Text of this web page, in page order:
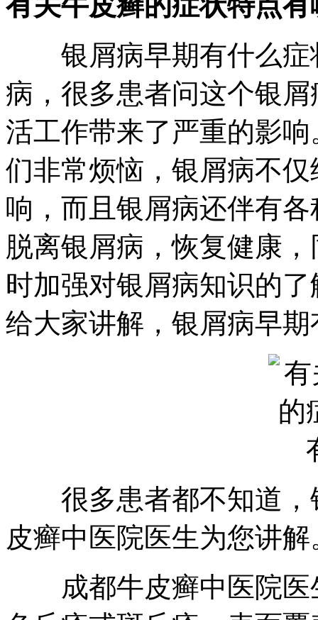
银屑病早期有什么症
病，很多患者问这个银
活工作带来了严重的影
们非常烦恼，银屑病不
响，而且银屑病还伴有
脱离银屑病，恢复健康
时加强对银屑病知识的
给大家讲解，银屑病早期
很多患者都不知道，
皮癣中医院医生为您讲解
成都牛皮癣中医院医